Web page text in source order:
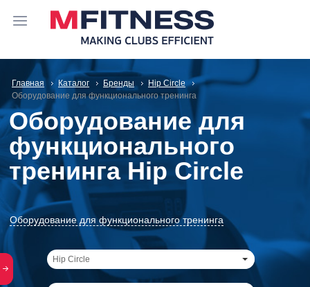
Главная Каталог Бренды
Hip Circle
Оборудование для функционального тренинга
Оборудование для
функционального
тренинга Hip Circle
Оборудование для функционального тренинга
Hip Circle